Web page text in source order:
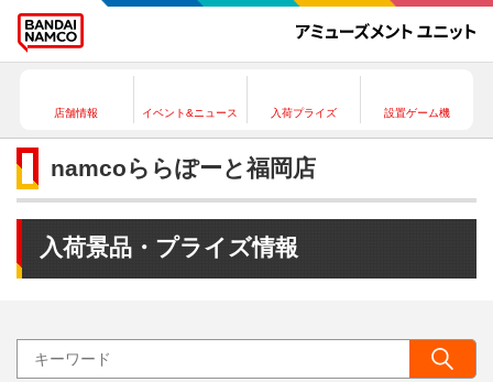
店舗情報 イベント&ニュース 入荷プライズ 設置ゲーム機
namcoららぽーと福岡店
入荷景品・プライズ情報